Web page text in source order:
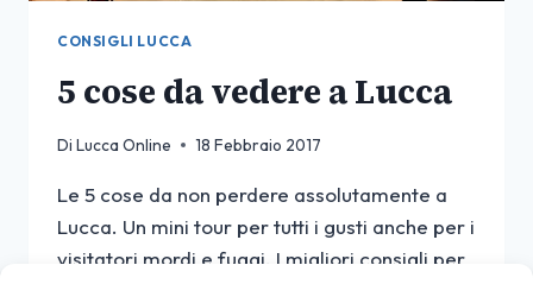
CONSIGLI LUCCA
5 cose da vedere a Lucca
Di Lucca Online 18 Febbraio 2017
Le 5 cose da non perdere assolutamente a
Lucca. Un mini tour per tutti i gusti anche per i
visitatori mordi e fuggi. I migliori consigli per